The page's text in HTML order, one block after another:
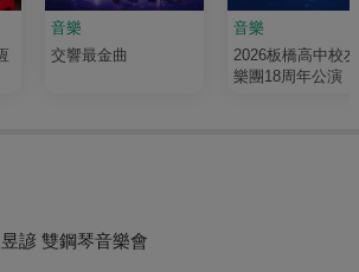
音樂
交響最金曲
音樂
2026板橋高中校
樂團18周年公演
諺 雙鋼琴音樂會